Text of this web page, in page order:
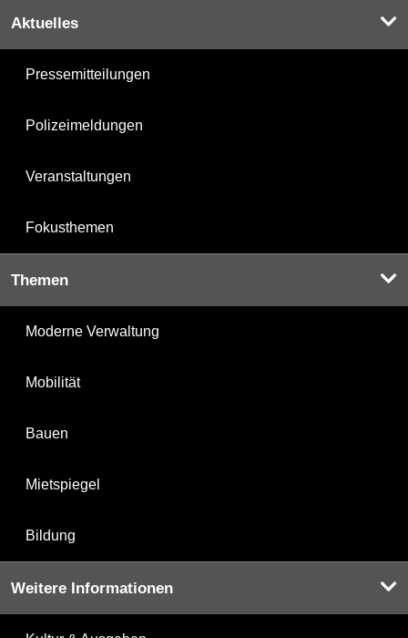
Aktuelles
Pressemitteilungen
Polizeimeldungen
Veranstaltungen
Fokusthemen
Themen
Moderne Verwaltung
Mobilität
Bauen
Mietspiegel
Bildung
Weitere Informationen